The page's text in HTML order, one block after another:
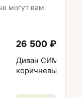
могут вам
26 500 ₽
Диван СИМПЛ
коричневый